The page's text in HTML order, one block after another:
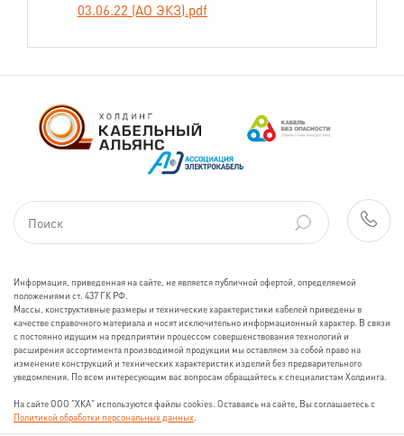
03.06.22 (АО ЭКЗ).pdf
Информация, приведенная на сайте, не является публичной офертой, определяемой
положениями ст. 437 ГК РФ.
Массы, конструктивные размеры и технические характеристики кабелей приведены в
качестве справочного материала и носят исключительно информационный характер. В связи
с постоянно идущим на предприятии процессом совершенствования технологий и
расширения ассортимента производимой продукции мы оставляем за собой право на
изменение конструкций и технических характеристик изделий без предварительного
уведомления. По всем интересующим вас вопросам обращайтесь к специалистам Холдинга.
На сайте ООО "ХКА" используются файлы cookies. Оставаясь на сайте, Вы соглашаетесь с
Политикой обработки персональных данных